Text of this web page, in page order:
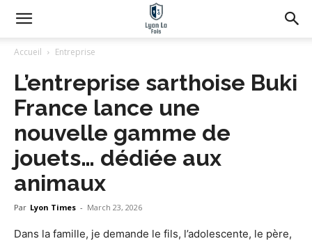
Accueil Entreprise
L’entreprise sarthoise Buki
France lance une
nouvelle gamme de
jouets… dédiée aux
animaux
Par Lyon Times - March 23, 2026
Dans la famille, je demande le fils, l’adolescente, le père,